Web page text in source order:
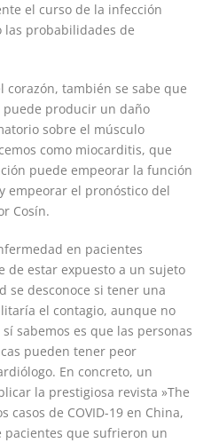
el curso de la infección
probabilidades de
corazón, también se sabe que
puede producir un daño
sobre el músculo
como miocarditis, que
puede empeorar la función
empeorar el pronóstico del
Cosín.
en pacientes
de estar expuesto a un sujeto
se desconoce si tener una
el contagio, aunque no
sabemos es que las personas
pueden tener peor
En concreto, un
la prestigiosa revista »The
casos de COVID-19 en China,
que sufrieron un